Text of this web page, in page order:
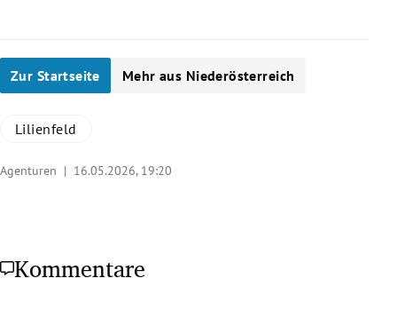
Zur Startseite Mehr aus Niederösterreich
Lilienfeld
Agenturen | 16.05.2026, 19:20
Kommentare